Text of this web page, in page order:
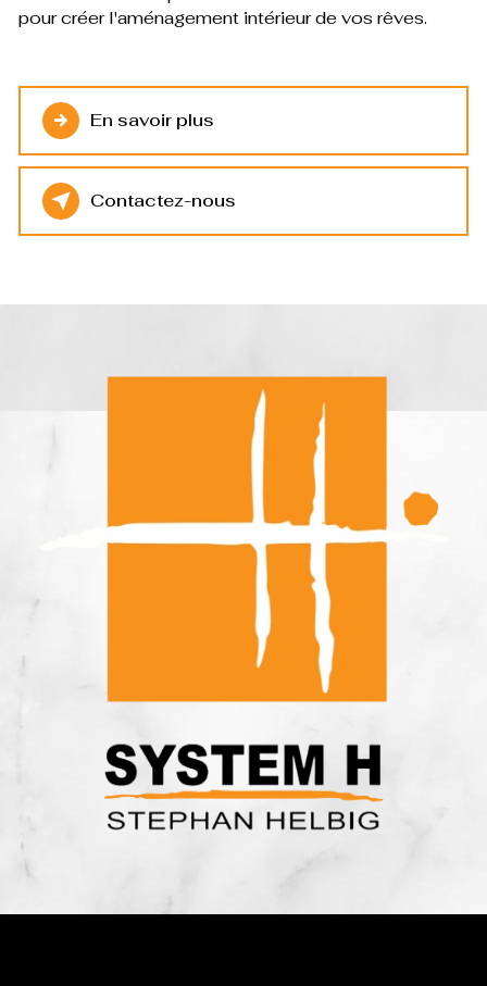
pour créer l'aménagement intérieur de vos rêves.
En savoir plus
Contactez-nous